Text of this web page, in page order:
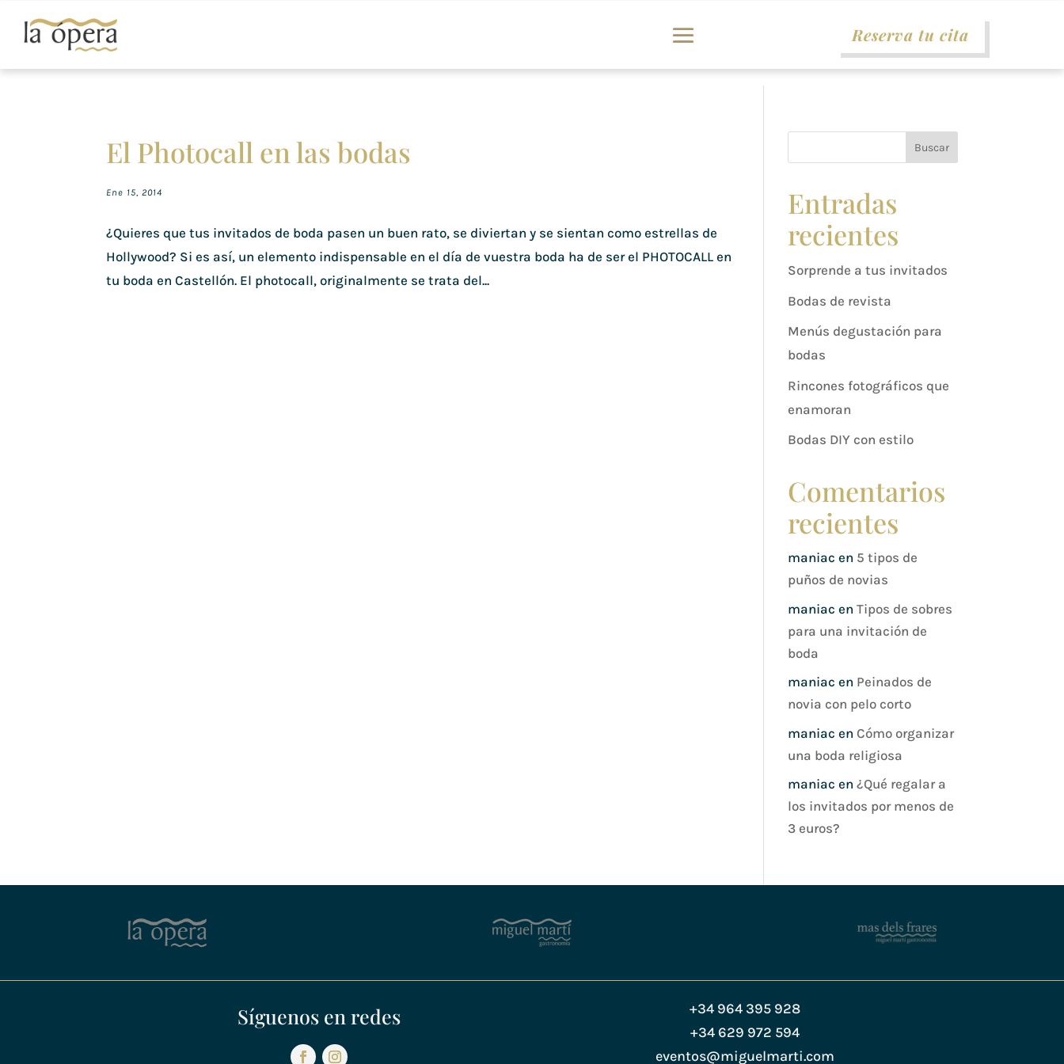
Reserva tu cita
El Photocall en las bodas
Ene 15, 2014
¿Quieres que tus invitados de boda pasen un buen rato, se diviertan y se sientan como estrellas de
Hollywood? Si es así, un elemento indispensable en el día de vuestra boda ha de ser el PHOTOCALL en
tu boda en Castellón. El photocall, originalmente se trata del...
Buscar
Entradas
recientes
Sorprende a tus invitados
Bodas de revista
Menús degustación para
bodas
Rincones fotográficos que
enamoran
Bodas DIY con estilo
Comentarios
recientes
maniac en 5 tipos de
puños de novias
maniac en Tipos de sobres
para una invitación de
boda
maniac en Peinados de
novia con pelo corto
maniac en Cómo organizar
una boda religiosa
maniac en ¿Qué regalar a
los invitados por menos de
3 euros?
Síguenos en redes
+34 964 395 928
+34 629 972 594
eventos@miguelmarti.com